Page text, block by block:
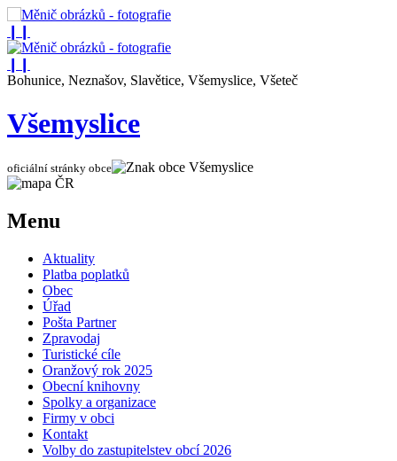
Bohunice, Neznašov, Slavětice, Všemyslice, Všeteč
Všemyslice
oficiální stránky obce
Menu
Aktuality
Platba poplatků
Obec
Úřad
Pošta Partner
Zpravodaj
Turistické cíle
Oranžový rok 2025
Obecní knihovny
Spolky a organizace
Firmy v obci
Kontakt
Volby do zastupitelstev obcí 2026